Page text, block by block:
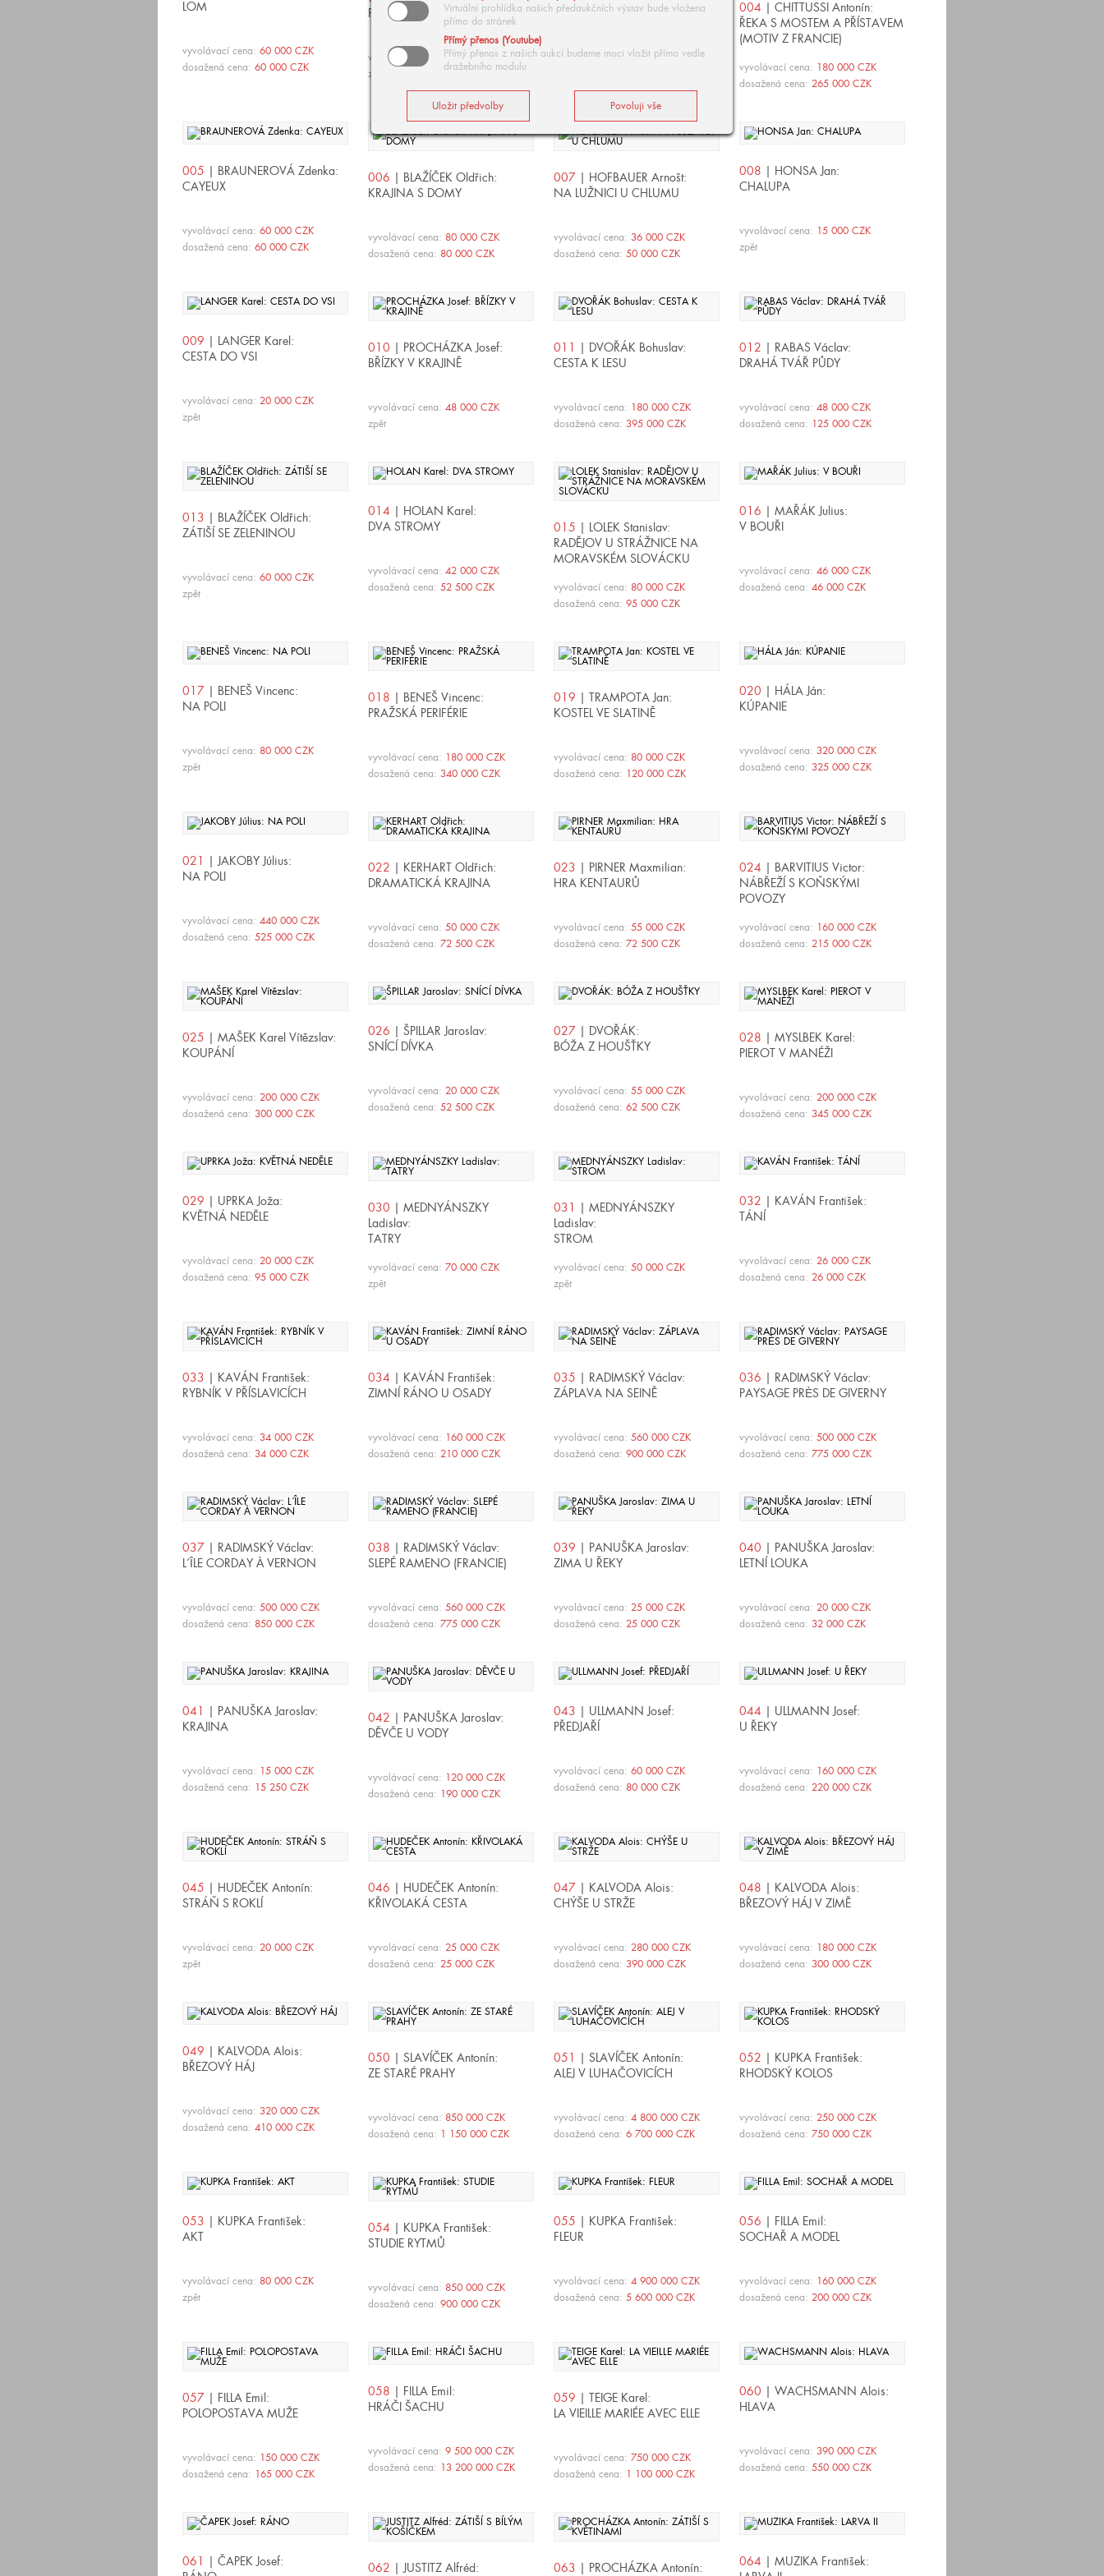
Virtuální prohlídka našich předaukčních výstav bude vložena
přímo do stránek
Přímý přenos (Youtube)
Přímý přenos z našich aukcí budeme moci vložit přímo vedle
dražebního modulu
LOM
vyvolávací cena: 60 000 CZK
dosažená cena: 60 000 CZK
PINIOVÝ HÁJ
vyvolávací cena:90 000 CZK
zpět
NUDVOJOVICE U TURNOVA
vyvolávací cena:900 000 CZK
004 | CHITTUSSI Antonín:
ŘEKA S MOSTEM A PŘÍSTAVEM
(MOTIV Z FRANCIE)
vyvolávací cena: 180 000 CZK
dosažená cena: 265 000 CZK
005 | BRAUNEROVÁ Zdenka:
CAYEUX
vyvolávací cena: 60 000 CZK
dosažená cena: 60 000 CZK
006 | BLAŽÍČEK Oldřich:
KRAJINA S DOMY
vyvolávací cena: 80 000 CZK
dosažená cena: 80 000 CZK
007 | HOFBAUER Arnošt:
NA LUŽNICI U CHLUMU
vyvolávací cena: 36 000 CZK
dosažená cena: 50 000 CZK
008 | HONSA Jan:
CHALUPA
vyvolávací cena: 15 000 CZK
zpět
009 | LANGER Karel:
CESTA DO VSI
vyvolávací cena: 20 000 CZK
zpět
010 | PROCHÁZKA Josef:
BŘÍZKY V KRAJINĚ
vyvolávací cena: 48 000 CZK
zpět
011 | DVOŘÁK Bohuslav:
CESTA K LESU
vyvolávací cena: 180 000 CZK
dosažená cena: 395 000 CZK
012 | RABAS Václav:
DRAHÁ TVÁŘ PŮDY
vyvolávací cena: 48 000 CZK
dosažená cena: 125 000 CZK
013 | BLAŽÍČEK Oldřich:
ZÁTIŠÍ SE ZELENINOU
vyvolávací cena: 60 000 CZK
zpět
014 | HOLAN Karel:
DVA STROMY
vyvolávací cena: 42 000 CZK
dosažená cena: 52 500 CZK
015 | LOLEK Stanislav:
RADĚJOV U STRÁŽNICE NA
MORAVSKÉM SLOVÁCKU
vyvolávací cena: 80 000 CZK
dosažená cena: 95 000 CZK
016 | MAŘÁK Julius:
V BOUŘI
vyvolávací cena: 46 000 CZK
dosažená cena: 46 000 CZK
017 | BENEŠ Vincenc:
NA POLI
vyvolávací cena: 80 000 CZK
zpět
018 | BENEŠ Vincenc:
PRAŽSKÁ PERIFÉRIE
vyvolávací cena: 180 000 CZK
dosažená cena: 340 000 CZK
019 | TRAMPOTA Jan:
KOSTEL VE SLATINĚ
vyvolávací cena: 80 000 CZK
dosažená cena: 120 000 CZK
020 | HÁLA Ján:
KÚPANIE
vyvolávací cena: 320 000 CZK
dosažená cena: 325 000 CZK
021 | JAKOBY Július:
NA POLI
vyvolávací cena: 440 000 CZK
dosažená cena: 525 000 CZK
022 | KERHART Oldřich:
DRAMATICKÁ KRAJINA
vyvolávací cena: 50 000 CZK
dosažená cena: 72 500 CZK
023 | PIRNER Maxmilian:
HRA KENTAURŮ
vyvolávací cena: 55 000 CZK
dosažená cena: 72 500 CZK
024 | BARVITIUS Victor:
NÁBŘEŽÍ S KOŇSKÝMI
POVOZY
vyvolávací cena: 160 000 CZK
dosažená cena: 215 000 CZK
025 | MAŠEK Karel Vítězslav:
KOUPÁNÍ
vyvolávací cena: 200 000 CZK
dosažená cena: 300 000 CZK
026 | ŠPILLAR Jaroslav:
SNÍCÍ DÍVKA
vyvolávací cena: 20 000 CZK
dosažená cena: 52 500 CZK
027 | DVOŘÁK:
BÓŽA Z HOUŠŤKY
vyvolávací cena: 55 000 CZK
dosažená cena: 62 500 CZK
028 | MYSLBEK Karel:
PIEROT V MANÉŽI
vyvolávací cena: 200 000 CZK
dosažená cena: 345 000 CZK
029 | UPRKA Joža:
KVĚTNÁ NEDĚLE
vyvolávací cena: 20 000 CZK
dosažená cena: 95 000 CZK
030 | MEDNYÁNSZKY
Ladislav:
TATRY
vyvolávací cena: 70 000 CZK
zpět
031 | MEDNYÁNSZKY
Ladislav:
STROM
vyvolávací cena: 50 000 CZK
zpět
032 | KAVÁN František:
TÁNÍ
vyvolávací cena: 26 000 CZK
dosažená cena: 26 000 CZK
033 | KAVÁN František:
RYBNÍK V PŘÍSLAVICÍCH
vyvolávací cena: 34 000 CZK
dosažená cena: 34 000 CZK
034 | KAVÁN František:
ZIMNÍ RÁNO U OSADY
vyvolávací cena: 160 000 CZK
dosažená cena: 210 000 CZK
035 | RADIMSKÝ Václav:
ZÁPLAVA NA SEINĚ
vyvolávací cena: 560 000 CZK
dosažená cena: 900 000 CZK
036 | RADIMSKÝ Václav:
PAYSAGE PRÈS DE GIVERNY
vyvolávací cena: 500 000 CZK
dosažená cena: 775 000 CZK
037 | RADIMSKÝ Václav:
L´ÎLE CORDAY À VERNON
vyvolávací cena: 500 000 CZK
dosažená cena: 850 000 CZK
038 | RADIMSKÝ Václav:
SLEPÉ RAMENO (FRANCIE)
vyvolávací cena: 560 000 CZK
dosažená cena: 775 000 CZK
039 | PANUŠKA Jaroslav:
ZIMA U ŘEKY
vyvolávací cena: 25 000 CZK
dosažená cena: 25 000 CZK
040 | PANUŠKA Jaroslav:
LETNÍ LOUKA
vyvolávací cena: 20 000 CZK
dosažená cena: 32 000 CZK
041 | PANUŠKA Jaroslav:
KRAJINA
vyvolávací cena: 15 000 CZK
dosažená cena: 15 250 CZK
042 | PANUŠKA Jaroslav:
DĚVČE U VODY
vyvolávací cena: 120 000 CZK
dosažená cena: 190 000 CZK
043 | ULLMANN Josef:
PŘEDJAŘÍ
vyvolávací cena: 60 000 CZK
dosažená cena: 80 000 CZK
044 | ULLMANN Josef:
U ŘEKY
vyvolávací cena: 160 000 CZK
dosažená cena: 220 000 CZK
045 | HUDEČEK Antonín:
STRÁŇ S ROKLÍ
vyvolávací cena: 20 000 CZK
zpět
046 | HUDEČEK Antonín:
KŘIVOLAKÁ CESTA
vyvolávací cena: 25 000 CZK
dosažená cena: 25 000 CZK
047 | KALVODA Alois:
CHÝŠE U STRŽE
vyvolávací cena: 280 000 CZK
dosažená cena: 390 000 CZK
048 | KALVODA Alois:
BŘEZOVÝ HÁJ V ZIMĚ
vyvolávací cena: 180 000 CZK
dosažená cena: 300 000 CZK
049 | KALVODA Alois:
BŘEZOVÝ HÁJ
vyvolávací cena: 320 000 CZK
dosažená cena: 410 000 CZK
050 | SLAVÍČEK Antonín:
ZE STARÉ PRAHY
vyvolávací cena: 850 000 CZK
dosažená cena: 1 150 000 CZK
051 | SLAVÍČEK Antonín:
ALEJ V LUHAČOVICÍCH
vyvolávací cena: 4 800 000 CZK
dosažená cena: 6 700 000 CZK
052 | KUPKA František:
RHODSKÝ KOLOS
vyvolávací cena: 250 000 CZK
dosažená cena: 750 000 CZK
053 | KUPKA František:
AKT
vyvolávací cena: 80 000 CZK
zpět
054 | KUPKA František:
STUDIE RYTMŮ
vyvolávací cena: 850 000 CZK
dosažená cena: 900 000 CZK
055 | KUPKA František:
FLEUR
vyvolávací cena: 4 900 000 CZK
dosažená cena: 5 600 000 CZK
056 | FILLA Emil:
SOCHAŘ A MODEL
vyvolávací cena: 160 000 CZK
dosažená cena: 200 000 CZK
057 | FILLA Emil:
POLOPOSTAVA MUŽE
vyvolávací cena: 150 000 CZK
dosažená cena: 165 000 CZK
058 | FILLA Emil:
HRÁČI ŠACHU
vyvolávací cena: 9 500 000 CZK
dosažená cena: 13 200 000 CZK
059 | TEIGE Karel:
LA VIEILLE MARIÉE AVEC ELLE
vyvolávací cena: 750 000 CZK
dosažená cena: 1 100 000 CZK
060 | WACHSMANN Alois:
HLAVA
vyvolávací cena: 390 000 CZK
dosažená cena: 550 000 CZK
061 | ČAPEK Josef:
062 | JUSTITZ Alfréd: 063 | PROCHÁZKA Antonín: 064 | MUZIKA František: